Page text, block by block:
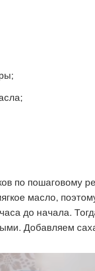
по пошаговому
масло,
до начала.
Добавляем